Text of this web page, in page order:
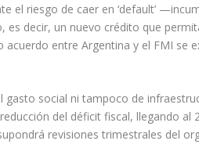
el riesgo de caer en ‘default’
decir, un nuevo crédito que
entre Argentina y el FMI se
social ni tampoco de
del déficit fiscal, llegando al
revisiones trimestrales del